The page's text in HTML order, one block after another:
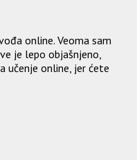
online. Veoma sam
je lepo objašnjeno,
učenje online, jer ćete